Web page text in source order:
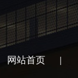
网站首页 |